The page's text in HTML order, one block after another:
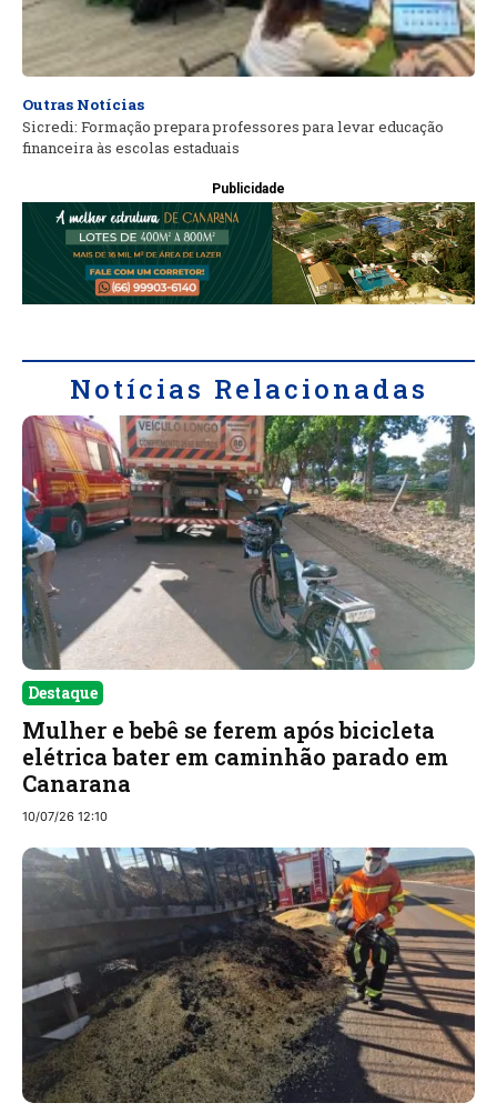
Outras Notícias
Sicredi: Formação prepara professores para levar educação
financeira às escolas estaduais
Publicidade
Notícias Relacionadas
Destaque
Mulher e bebê se ferem após bicicleta
elétrica bater em caminhão parado em
Canarana
10/07/26 12:10